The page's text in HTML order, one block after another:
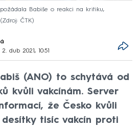
Babiše o reakci na kritiku,
Zdroj: ČTK
2. dub 2021, 10:51
(ANO) to schytává od
kvůli vakcínám. Server
že Česko kvůli
tisíc vakcín proti